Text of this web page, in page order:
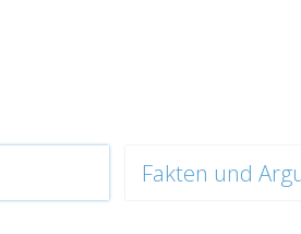
Fakten und